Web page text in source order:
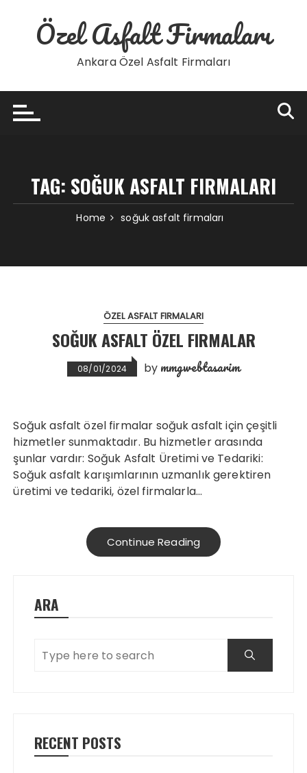
contentÖzel Asfalt Firmaları
Ankara Özel Asfalt Firmaları
TAG: SOĞUK ASFALT FIRMALARI
Home soğuk asfalt firmaları
ÖZEL ASFALT FIRMALARI
SOĞUK ASFALT ÖZEL FIRMALAR
08/01/2024 by mmgwebtasarim
Soğuk asfalt özel firmalar soğuk asfalt için çeşitli
hizmetler sunmaktadır. Bu hizmetler arasında
şunlar vardır: Soğuk Asfalt Üretimi ve Tedariki:
Soğuk asfalt karışımlarının uzmanlık gerektiren
üretimi ve tedariki, özel firmalarla…
Continue Reading
ARA
RECENT POSTS